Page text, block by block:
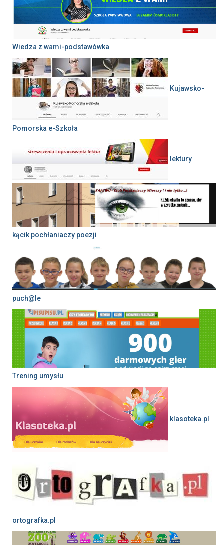
Wiedza z wami-podstawówka
Kujawsko-
Pomorska e-Szkoła
lektury
kącik pochłaniaczy poezji
puch@le
Trening umysłu
klasoteka.pl
ortografka.pl